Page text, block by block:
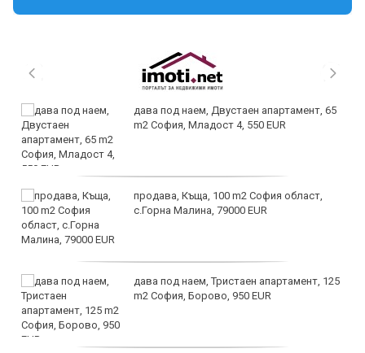
дава под наем, Двустаен апартамент, 65
m2 София, Младост 4, 550 EUR
продава, Къща, 100 m2 София област,
с.Горна Малина, 79000 EUR
дава под наем, Тристаен апартамент, 125
m2 София, Борово, 950 EUR